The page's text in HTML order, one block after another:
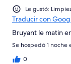
Le gustó:
Traducir con
Bruyant le matin
Se hospedó 1
0